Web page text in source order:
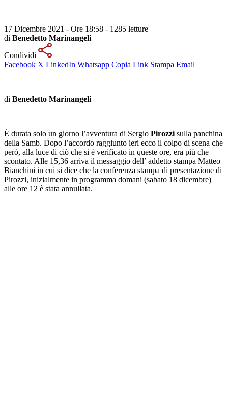
17 Dicembre 2021 - Ore 18:58 - 1285 letture
di Benedetto Marinangeli
Condividi
Facebook X LinkedIn Whatsapp Copia Link Stampa Email
di Benedetto Marinangeli
È durata solo un giorno l’avventura di Sergio Pirozzi sulla panchina
della Samb. Dopo l’accordo raggiunto ieri ecco il colpo di scena che
però, alla luce di ciò che si è verificato in queste ore, era più che
scontato. Alle 15,36 arriva il messaggio dell’ addetto stampa Matteo
Bianchini in cui si dice che la conferenza stampa di presentazione di
Pirozzi, inizialmente in programma domani (sabato 18 dicembre)
alle ore 12 è stata annullata.